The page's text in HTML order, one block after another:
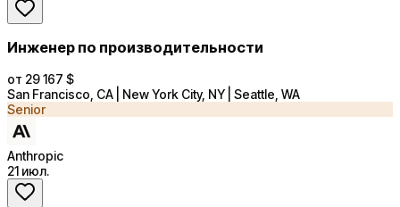
Инженер по производительности
от 29 167 $
San Francisco, CA | New York City, NY | Seattle, WA
Senior
Anthropic
21 июл.